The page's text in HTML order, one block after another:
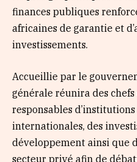
finances publiques
africaines de garantie et
investissements.
Accueillie par le
générale réunira des chefs
responsables
internationales, des
développement ainsi que
secteur privé afin de